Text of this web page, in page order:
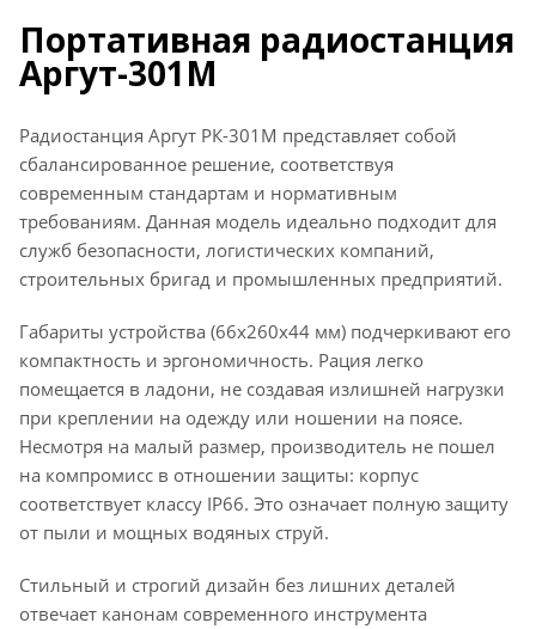
Портативная радиостанция
Аргут-301М
Радиостанция Аргут РК-301М представляет собой
сбалансированное решение, соответствуя
современным стандартам и нормативным
требованиям. Данная модель идеально подходит для
служб безопасности, логистических компаний,
строительных бригад и промышленных предприятий.
Габариты устройства (66х260х44 мм) подчеркивают его
компактность и эргономичность. Рация легко
помещается в ладони, не создавая излишней нагрузки
при креплении на одежду или ношении на поясе.
Несмотря на малый размер, производитель не пошел
на компромисс в отношении защиты: корпус
соответствует классу IP66. Это означает полную защиту
от пыли и мощных водяных струй.
Стильный и строгий дизайн без лишних деталей
отвечает канонам современного инструмента